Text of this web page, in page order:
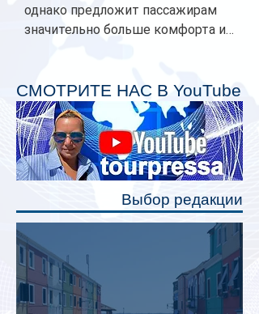
однако предложит пассажирам
значительно больше комфорта и
планируется начать в 2027 году.
Одним из главных нововведений
станут индивидуальные шторки у
каждого спального места. Они
позволят пассажирам закрыть свою
полку во время сна или отдыха,
СМОТРИТЕ НАС В YouTube
Выбор редакции